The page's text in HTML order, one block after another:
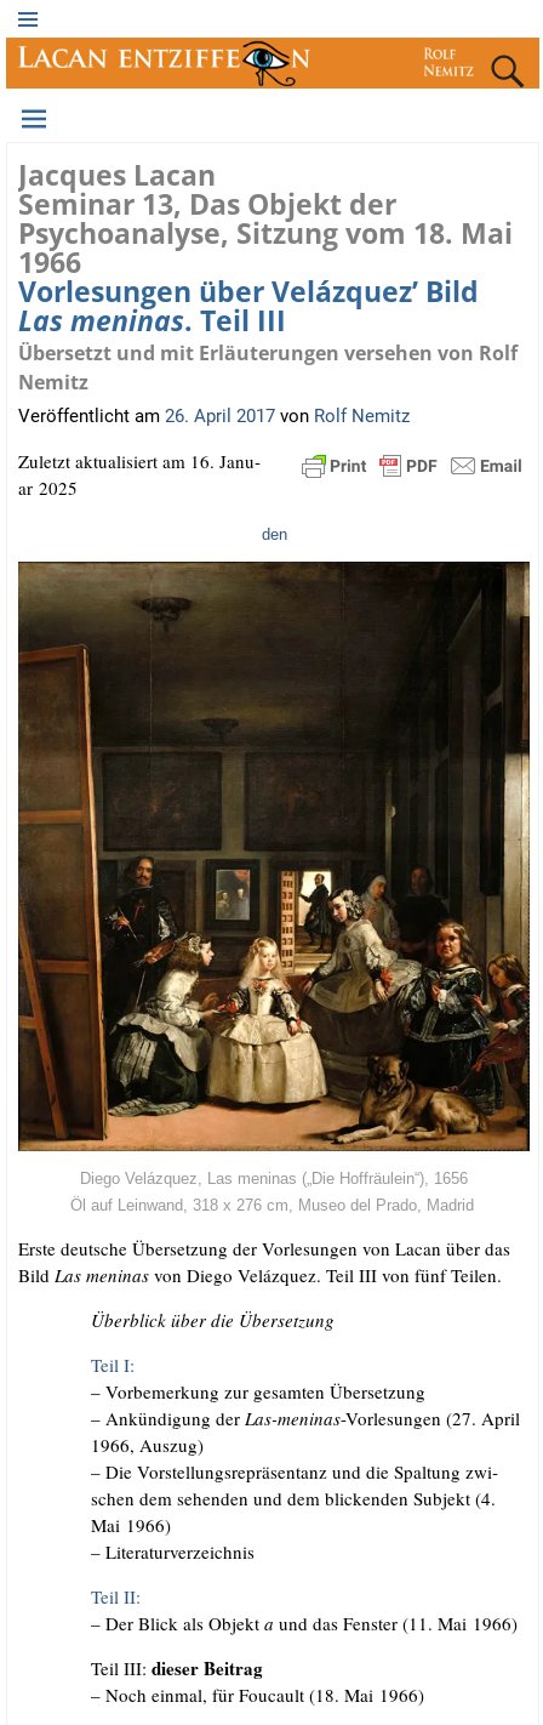
Jacques Lacan
Seminar 13, Das Objekt der
Psychoanalyse, Sitzung vom 18. Mai
1966
Vorlesungen über Velázquez’ Bild
Las meninas. Teil III
Übersetzt und mit Erläuterungen versehen von Rolf
Nemitz
Veröffentlicht am 26. April 2017 von Rolf Nemitz
Zuletzt aktua­li­siert am 16. Janu­
ar 2025
den
Die­go Veláz­quez, Las meni­nas („Die Hof­fräu­lein“), 1656
Öl auf Lein­wand, 318 x 276 cm, Museo del Pra­do, Madrid
Ers­te deut­sche Über­set­zung der Vor­le­sun­gen von Lacan über das
Bild Las meni­nasvon Die­go Veláz­quez. Teil III von fünf Teilen.
Über­blick über die Übersetzung
Teil I:
– Vor­be­mer­kung zur gesam­ten Übersetzung
– Ankün­di­gung der Las-meni­nas-Vor­le­sun­gen (27. April
1966, Auszug)
– Die Vor­stel­lungs­re­prä­sen­tanz und die Spal­tung zwi­
schen dem sehen­den und dem bli­cken­den Sub­jekt (4.
Mai 1966)
– Literaturverzeichnis
Teil II:
– Der Blick als Objekt a und das Fens­ter (11. Mai 1966)
Teil III: die­ser Beitrag
– Noch ein­mal, für Fou­cault (18. Mai 1966)